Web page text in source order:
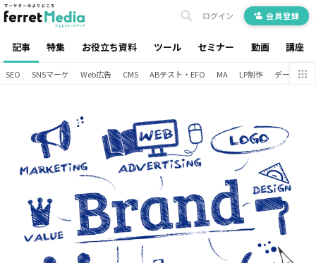
記事 特集 お役立ち資料 ツール セミナー 動画 講座
ログイン 会員登録
SEO SNSマーケ Web広告 CMS ABテスト・EFO MA LP制作 データ分析